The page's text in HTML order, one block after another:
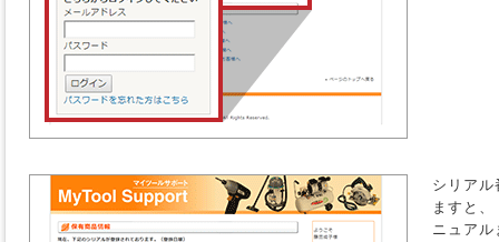
シリア
ますと
ニュア